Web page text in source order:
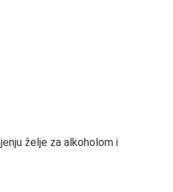
želje za alkoholom i